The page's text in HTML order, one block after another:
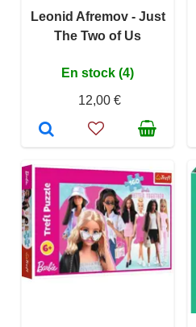
Leonid Afremov - Just
The Two of Us
En stock (4)
12,00 €